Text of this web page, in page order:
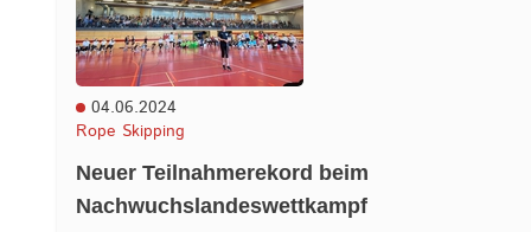
04.06.2024
Rope Skipping
Neuer Teilnahmerekord beim
Nachwuchslandeswettkampf